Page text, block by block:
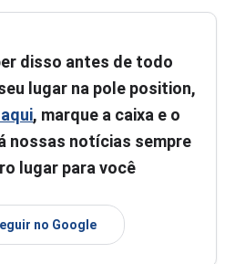
disso antes de todo
lugar na pole position,
, marque a caixa e o
nossas notícias sempre
lugar para você
no Google